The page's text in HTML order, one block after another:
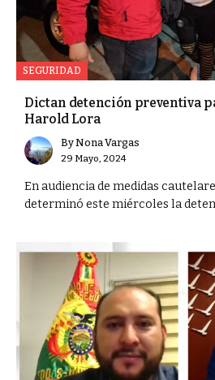
SEGURIDAD
Dictan detención preventiva
Harold Lora
ByNona Vargas
29 Mayo, 2024
En audiencia de medidas
determinó este miércoles la